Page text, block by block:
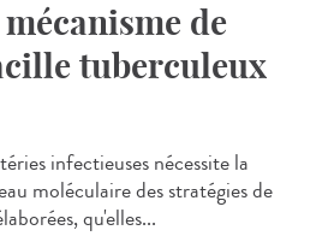
de
tuberculeux
infectieuses nécessite la
moléculaire des stratégies de
qu'elles...